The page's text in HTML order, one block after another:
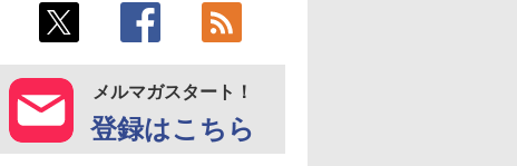
メルマガスタート！
登録はこちら